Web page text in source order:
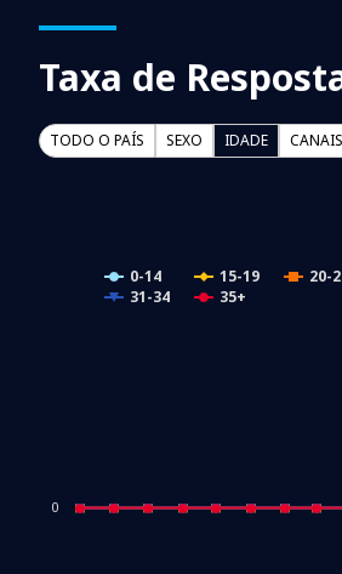
Taxa de
TODO O PAÍS SEXO IDADE CANAIS
0-14 15-19 20-
31-34
35+
0